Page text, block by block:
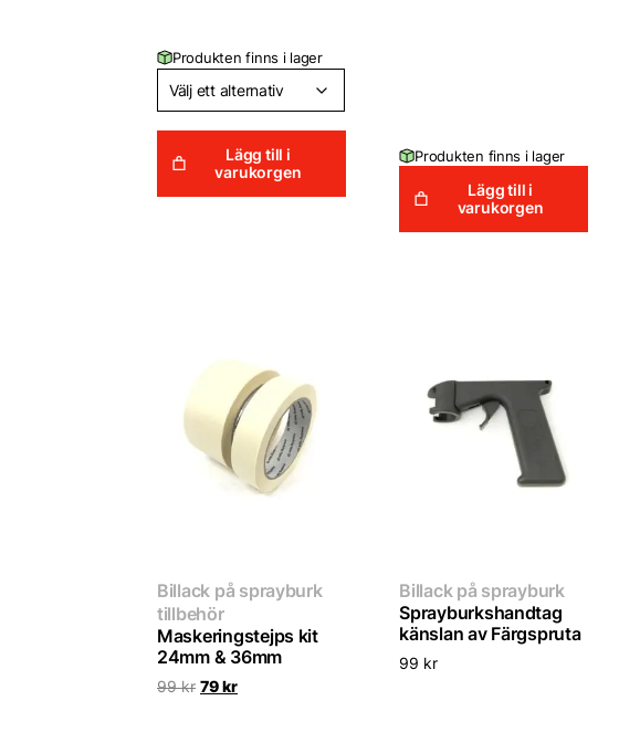
Produkten finns i lager
Lägg till i
varukorgen
Produkten finns i lager
Lägg till i
varukorgen
Billack på sprayburk
tillbehör
Maskeringstejps kit
24mm & 36mm
99kr Det
79krDet
Billack på sprayburk
Sprayburkshandtag
känslan av Färgspruta
99 kr